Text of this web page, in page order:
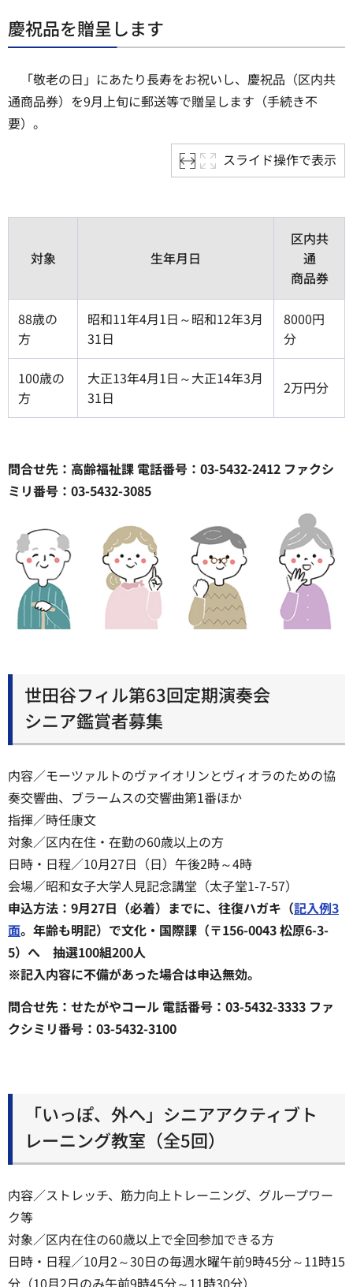
慶祝品を贈呈します
「敬老の日」にあたり長寿をお祝いし、慶祝品（区内共
通商品券）を9月上旬に郵送等で贈呈します（手続き不
要）。
スライド操作で表示
対象 生年月日
区内共
通
商品券
88歳の
方
昭和11年4月1日～昭和12年3月
31日
8000円
分
100歳の
方
大正13年4月1日～大正14年3月
31日
2万円分
問合せ先：高齢福祉課 電話番号：03-5432-2412 ファクシ
ミリ番号：03-5432-3085
世田谷フィル第63回定期演奏会
シニア鑑賞者募集
内容／モーツァルトのヴァイオリンとヴィオラのための協
奏交響曲、ブラームスの交響曲第1番ほか
指揮／時任康文
対象／区内在住・在勤の60歳以上の方
日時・日程／10月27日（日）午後2時～4時
会場／昭和女子大学人見記念講堂（太子堂1-7-57）
申込方法：9月27日（必着）までに、往復ハガキ（記入例3
面。年齢も明記）で文化・国際課（〒156-0043 松原6-3-
5）へ 抽選100組200人
※記入内容に不備があった場合は申込無効。
問合せ先：せたがやコール 電話番号：03-5432-3333 ファ
クシミリ番号：03-5432-3100
「いっぽ、外へ」シニアアクティブト
レーニング教室（全5回）
内容／ストレッチ、筋力向上トレーニング、グループワー
ク等
対象／区内在住の60歳以上で全回参加できる方
日時・日程／10月2～30日の毎週水曜午前9時45分～11時15